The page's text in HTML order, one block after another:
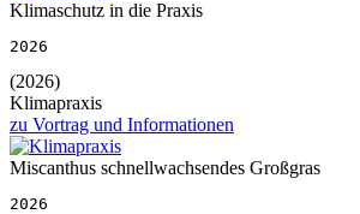
Klimaschutz in die Praxis
2026
(2026)
Klimapraxis
zu Vortrag und Informationen
Miscanthus schnellwachsendes Großgras
2026